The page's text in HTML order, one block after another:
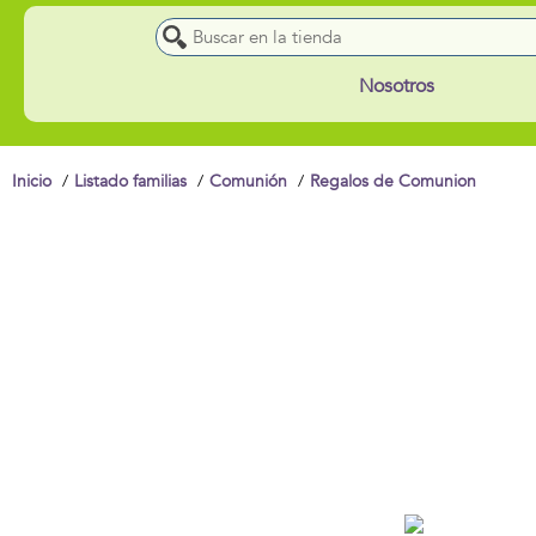
Nosotros
Inicio Listado familias Comunión Regalos de Comunion